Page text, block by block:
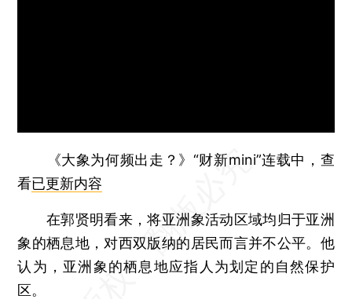
《大象为何频出走？》“财新mini”连载中，查
看已更新内容
在郭贤明看来，将亚洲象活动区域均归于亚洲
象的栖息地，对西双版纳的居民而言并不公平。他
认为，亚洲象的栖息地应指人为划定的自然保护
区。